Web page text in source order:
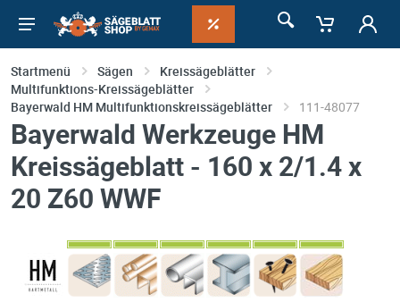
Startmenü Sägen
Kreissägeblätter
Multifunktions-Kreissägeblätter
Bayerwald HM Multifunktionskreissägeblätter
111-48077
Bayerwald Werkzeuge HM
Kreissägeblatt - 160 x 2/1.4 x
20 Z60 WWF